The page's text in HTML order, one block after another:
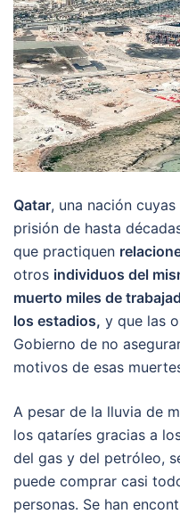
Qatar, una nación cuyas
prisión de hasta
que practiquen
otros individuos del
muerto miles de
los estadios, y que las
Gobierno de no
motivos de esas
A pesar de la lluvia de
los qataríes gracias a
del gas y del petróleo,
puede comprar casi
personas. Se han